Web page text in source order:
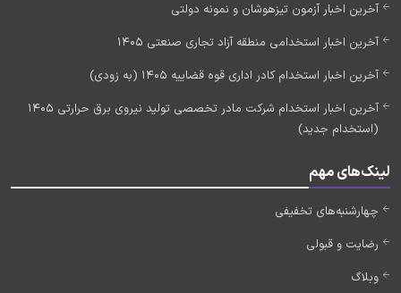
آخرین اخبار آزمون تیزهوشان و نمونه دولتی
آخرین اخبار استخدامی منطقه آزاد تجاری صنعتی 1405
آخرین اخبار استخدام کادر اداری قوه قضاییه 1405 (به زودی)
آخرین اخبار استخدام شرکت مادر تخصصی تولید نیروی برق حرارتی 1405
(استخدام جدید)
لینک‌های مهم
چهارشنبه‌های تخفیفی
رضایت و قبولی
وبلاگ